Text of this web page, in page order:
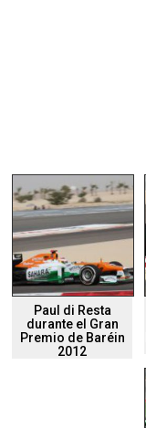
Paul di Resta
durante el Gran
Premio de Baréin
2012